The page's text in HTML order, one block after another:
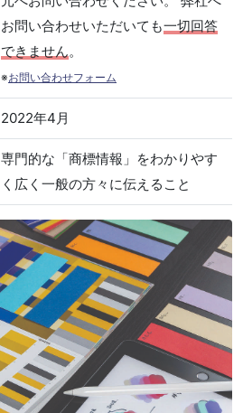
お問い合わせいただいても一切回答
できません。
※お問い合わせフォーム
2022年4月
専門的な「商標情報」をわかりやす
く広く一般の方々に伝えること